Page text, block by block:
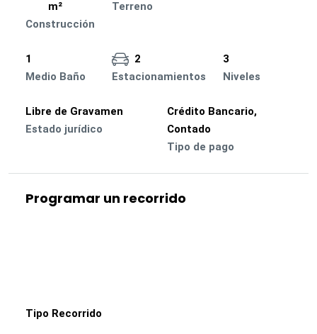
m²
Construcción
Terreno
1
Medio Baño
2
Estacionamientos
3
Niveles
Libre de Gravamen
Estado jurídico
Crédito Bancario,
Contado
Tipo de pago
Programar un recorrido
Tipo Recorrido